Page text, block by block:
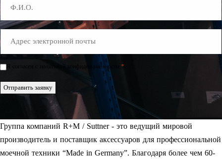
Mail
Einwilligung
Я согласен с политикой конфиденциальности. *
Отправить заявку
Группа компаний R+M / Suttner - это ведущий мировой
производитель и поставщик аксессуаров для профессиональной
моечной техники “Made in Germany”. Благодаря более чем 60-